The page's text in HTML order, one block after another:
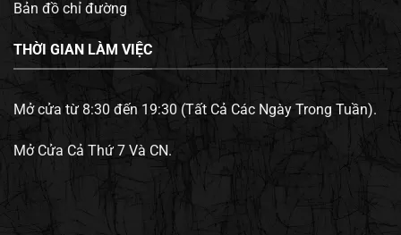
Bản đồ chỉ đường
THỜI GIAN LÀM VIỆC
Mở cửa từ 8:30 đến 19:30 (Tất Cả Các Ngày Trong Tuần).
Mở Cửa Cả Thứ 7 Và CN.